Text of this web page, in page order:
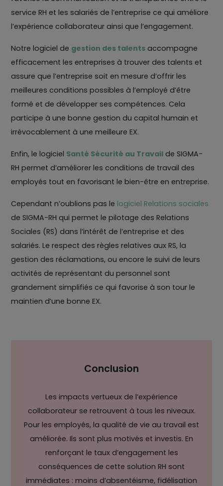
service RH et les salariés de l’entreprise ce qui améliore
l’expérience collaborateur ainsi que l’engagement.
Notre logiciel de gestion des talents accompagne
efficacement les entreprises à trouver des talents et
assure que l’entreprise soit en mesure d’offrir les
meilleures conditions possibles à l’employé d’être
formé et de développer ses compétences. Cela
participe à une bonne gestion du capital humain et
irrévocablement à une meilleure EX.
Enfin, le logiciel Santé Sécurité au Travail de SIGMA-
RH permet d’améliorer les conditions de travail des
employés tout en favorisant le bien-être en entreprise.
Cependant n’oublions pas le logiciel Relations sociales
de SIGMA-RH qui permet le pilotage des Relations
Sociales (RS) dans l’intérêt de l’entreprise et des
salariés. Le respect des règles relatives aux RS, la
gestion des réclamations, ou encore le suivi de leurs
activités de représentant du personnel sont
grandement simplifiés ce qui favorise à son tour le
maintien d’une bonne EX.
Conclusion
Les impacts vertueux de l’expérience
collaborateur se retrouvent à tous les niveaux.
Pour les employés, la qualité de vie au travail est
améliorée. Ils sont plus motivés et investis. En
renforçant le taux d’engagement les
conséquences de cette solution RH sont
immédiates : moins d’absentéisme, fidélisation